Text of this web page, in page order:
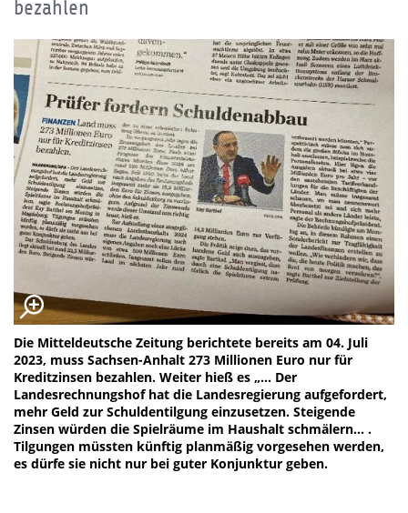
bezahlen
Die Mitteldeutsche Zeitung berichtete bereits am 04. Juli
2023, muss Sachsen-Anhalt 273 Millionen Euro nur für
Kreditzinsen bezahlen. Weiter hieß es „… Der
Landesrechnungshof hat die Landesregierung aufgefordert,
mehr Geld zur Schuldentilgung einzusetzen. Steigende
Zinsen würden die Spielräume im Haushalt schmälern… .
Tilgungen müssten künftig planmäßig vorgesehen werden,
es dürfe sie nicht nur bei guter Konjunktur geben.